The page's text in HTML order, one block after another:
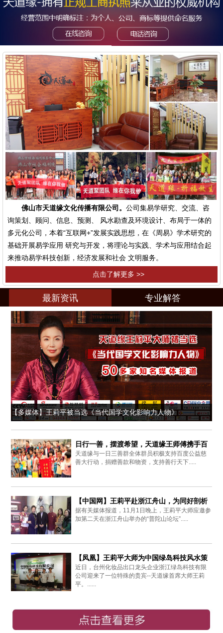
佛山市天道缘文化传播有限公司。 公司集易学研究、交流、咨
询策划、顾问、信息、预测、 风水勘查及环境设计、布局于一体的
多元化公司，本着“互联网+”发展实践思想，在《周易》学术研究的
基础开展易学应用 研究与开发，将理论与实践、学术与应用结合起
来推动易学科技创新，经济发展和社会 文明服务。
点击了解更多 >>
最新资讯 专业解答
【多媒体】王莉平被当选《当代国学文化影响力人物》
日行一善，摆渡希望，天道缘王师傅携手百
度爱心同行
天道缘与一日三善群全体群员积极支持百度公益慈
善大行动，捐赠善款和物资，支持善行天下.....
【中国网】王莉平赴浙江舟山，为同好剖析
周易思想
据有关媒体报道，11月1日晚上，王莉平大师应邀参
加第二天在浙江舟山举办的“普陀山论坛”.....
【凤凰】王莉平大师为中国绿岛科技风水策
划布局
近日，台州化妆品出口龙头企业浙江绿岛科技有限
公司迎来了一位特殊的贵宾--天道缘首席大师王莉
平。......